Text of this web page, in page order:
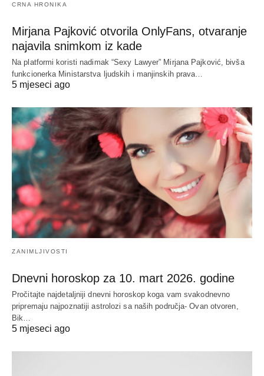
CRNA HRONIKA
Mirjana Pajković otvorila OnlyFans, otvaranje
najavila snimkom iz kade
Na platformi koristi nadimak “Sexy Lawyer” Mirjana Pajković, bivša
funkcionerka Ministarstva ljudskih i manjinskih prava…
5 mjeseci ago
ZANIMLJIVOSTI
Dnevni horoskop za 10. mart 2026. godine
Pročitajte najdetaljniji dnevni horoskop koga vam svakodnevno
pripremaju najpoznatiji astrolozi sa naših područja- Ovan otvoren,
Bik…
5 mjeseci ago